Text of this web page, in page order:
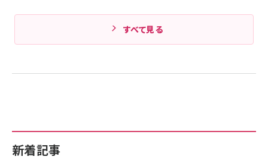
新着記事
すべて見る